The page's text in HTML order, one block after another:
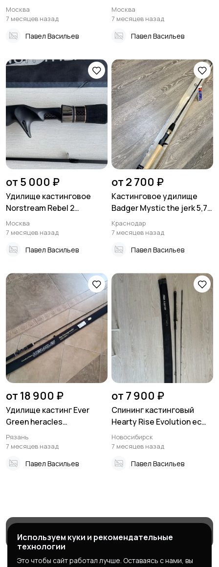
802M
Москва
7 месяцев назад
Павел Васильев
Москва
7 месяцев назад
Павел Васильев
от 5 000 ₽
Удилище кастинговое
Norstream Rebel 2
732MMH 7-21г
Москва
7 месяцев назад
Павел Васильев
от 2 700 ₽
Кастинговое удилище
Badger Mystic the jerk 5,7
80г
Краснодар
7 месяцев назад
Павел Васильев
от 18 900 ₽
Удилище кастинг Ever
Green heracles
Forcegrandis
Рязань
7 месяцев назад
Павел Васильев
от 7 900 ₽
Спининг кастинговый
Нeаrty Rise Еvоlution eс
-702Н
Новосибирск
7 месяцев назад
Павел Васильев
Магазины
Используем куки и рекомендательные
технологии
Это чтобы сайт работал лучше. Оставаясь с нами, вы